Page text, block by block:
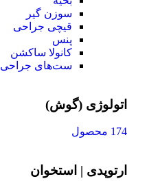
سوزن‌ گیر
قیچی‌ جراحی
پنس
کانولا ساکشن
ست‌های جراحی
اتولوژی (گوش)
174 محصول
ارتوپدی | استخوان